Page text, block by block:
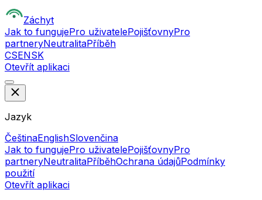
Záchyt
Jak to fungujePro uživatelePojišťovnyPro
partneryNeutralitaPříběh
CSENSK
Otevřít aplikaci
Jazyk
ČeštinaEnglishSlovenčina
Jak to fungujePro uživatelePojišťovnyPro
partneryNeutralitaPříběhOchrana údajůPodmínky
použití
Otevřít aplikaci